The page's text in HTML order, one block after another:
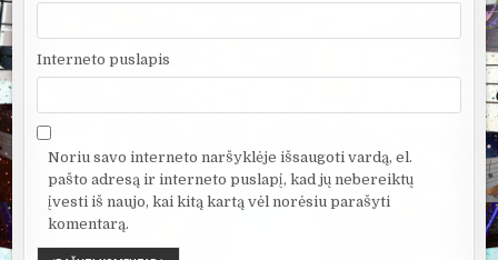
Interneto puslapis
Noriu savo interneto naršyklėje išsaugoti vardą, el.
pašto adresą ir interneto puslapį, kad jų nebereiktų
įvesti iš naujo, kai kitą kartą vėl norėsiu parašyti
komentarą.